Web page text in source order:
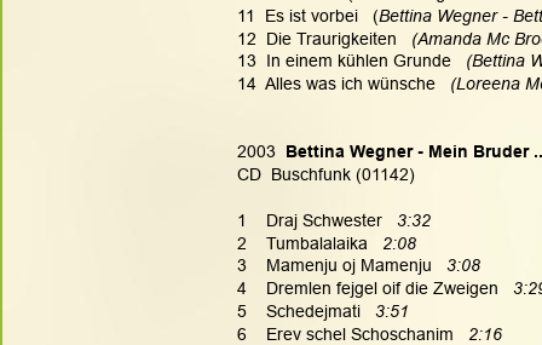
11  Es ist vorbei   (Bettina Wegner -
12  Die Traurigkeiten
(Amanda Mc
13  In einem kühlen Grunde
(Bettina
14  Alles was ich wünsche (Loreena
2003 Bettina Wegner - Mein Bruder
CD  Buschfunk (01142)
1    Draj Schwester 3:32
2    Tumbalalaika 2:08
3    Mamenju oj Mamenju 3:08
4    Dremlen fejgel oif die Zweigen
5    Schedejmati 3:51
6    Erev schel Schoschanim 2:16